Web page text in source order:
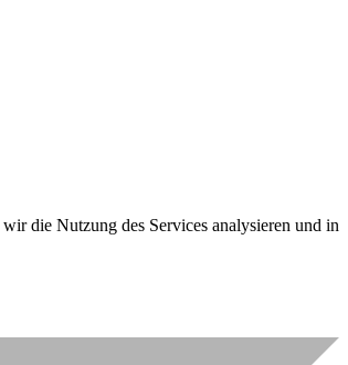
die Nutzung des Services analysieren und in